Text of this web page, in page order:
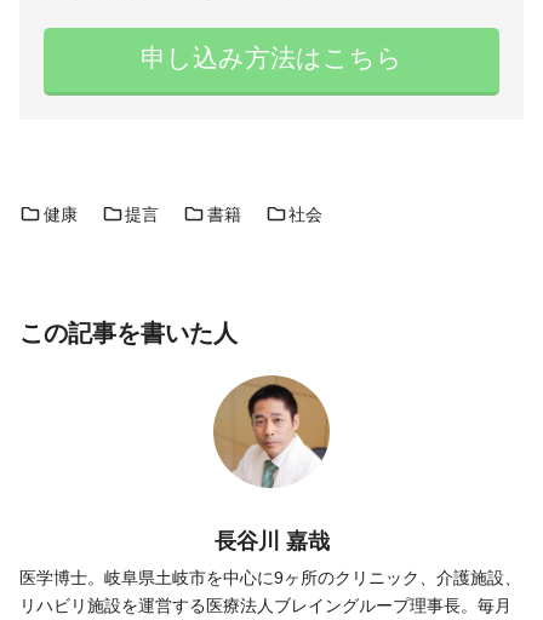
申し込み方法はこちら
健康 提言 書籍 社会
この記事を書いた人
長谷川 嘉哉
医学博士。岐阜県土岐市を中心に9ヶ所のクリニック、介護施設、
リハビリ施設を運営する医療法人ブレイングループ理事長。毎月